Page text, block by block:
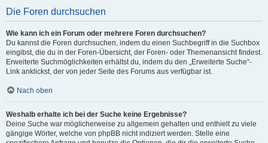
Die Foren durchsuchen
Wie kann ich ein Forum oder mehrere Foren durchsuchen?
Du kannst die Foren durchsuchen, indem du einen Suchbegriff in die Suchbox
eingibst, die du in der Foren-Übersicht, der Foren- oder Themenansicht findest.
Erweiterte Suchmöglichkeiten erhältst du, indem du den „Erweiterte Suche“-
Link anklickst, der von jeder Seite des Forums aus verfügbar ist.
Nach oben
Weshalb erhalte ich bei der Suche keine Ergebnisse?
Deine Suche war möglicherweise zu allgemein gehalten und enthielt zu viele
gängige Wörter, welche von phpBB nicht indiziert werden. Stelle eine